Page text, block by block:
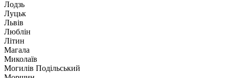
Лодзь
Луцьк
Львів
Люблін
Літин
Магала
Миколаїв
Могилів Подільський